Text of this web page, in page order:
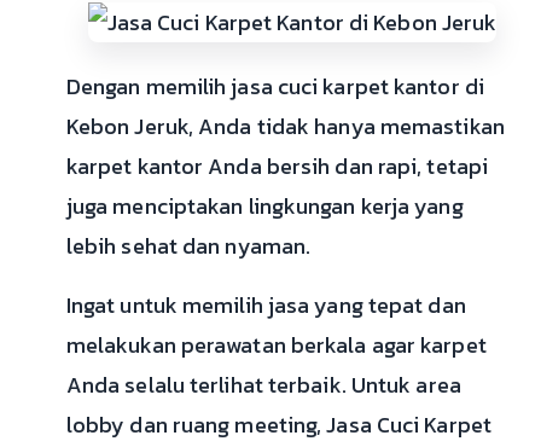
Dengan memilih jasa cuci karpet kantor di
Kebon Jeruk, Anda tidak hanya memastikan
karpet kantor Anda bersih dan rapi, tetapi
juga menciptakan lingkungan kerja yang
lebih sehat dan nyaman.
Ingat untuk memilih jasa yang tepat dan
melakukan perawatan berkala agar karpet
Anda selalu terlihat terbaik. Untuk area
lobby dan ruang meeting, Jasa Cuci Karpet